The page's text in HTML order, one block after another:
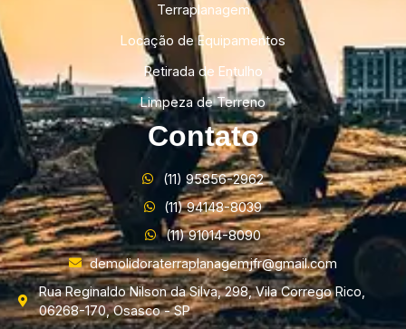
Terraplanagem
Locação de Equipamentos
Retirada de Entulho
Limpeza de Terreno
Contato
(11) 95856-2962
(11) 94148-8039
(11) 91014-8090
demolidoraterraplanagemjfr@gmail.com
Rua Reginaldo Nilson da Silva, 298, Vila Corrego Rico,
06268-170, Osasco - SP